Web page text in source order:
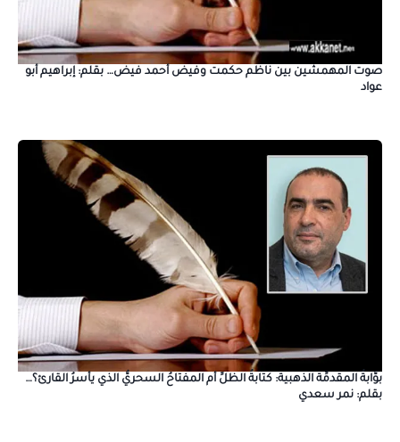
صوت المهمشين بين ناظم حكمت وفيض أحمد فيض… بقلم: إبراهيم أبو
عواد
بوَّابةُ المقدمِّة الذهبية: كتابةُ الظلِّ أم المفتاحُ السحريُّ الذي يأسرُ القارئ؟…
بقلم: نمر سعدي